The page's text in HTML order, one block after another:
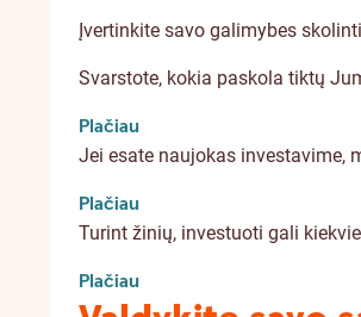
Įvertinkite savo galimybes
Svarstote, kokia paskola tiktų
Plačiau
Jei esate naujokas investavime,
Plačiau
Turint žinių, investuoti gali
Plačiau